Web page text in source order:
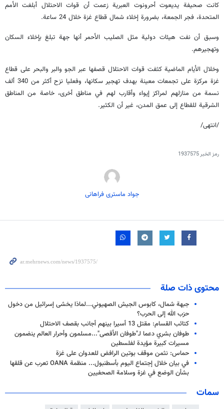
كانت صحيفة يديعوت أحرونوت العبرية زعمت أن قوات الاحتلال أبلغت الأمم
المتحدة، فجر الجمعة، بضرورة إخلاء شمال قطاع غزة خلال 24 ساعة.
وسبق أن نفت هيئات دولية مثل الصليب الأحمر أنها جهة تبلغ بإخلاء السكان
وتهجيرهم.
وخلال الأيام الماضية كثفت قوات الاحتلال قصفها عبر الجو والبر والبحر على قطاع
غزة مركزة على تجمعات معينة بهدف تهجير سكانها، وفعليا نزح أكثر من 340 ألف
نسمة من منازلهم لمراكز إيواء وأقارب لهم في مناطق أخرى، خاصة من المناطق
الشرقية للقطاع إلى عمق المدن، غير أن الكثير.
/انتهى/
رمز الخبر1937575
جواد ماستری فراهانی
محتوى ذات صلة
جبهة شمال، كابوس الجيش الصهيوني...لماذا يخشى إسرائيل من دخول
حزب الله إلى الحرب؟
كتائب القسام: مقتل 13 أسيرا بينهم أجانب بقصف الاحتلال
طوفان بشري دعما لـ"طوفان الأقصى"...مسلمون وأحرار العالم ينضمون
مسيرات كبيرة مؤيدة لفلسطين
حماس: نثمن موقف بوتين الرافض للعدوان على غزة
في بيان خلال إجتماع اليوم بأسطنبول... منظمة OANA تعرب عن قلقها
بشأن الوضع في غزة وسلامة الصحفيين
سمات